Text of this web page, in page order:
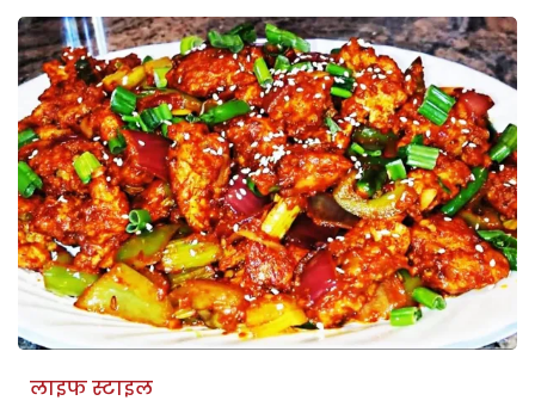
लाइफ स्टाइल